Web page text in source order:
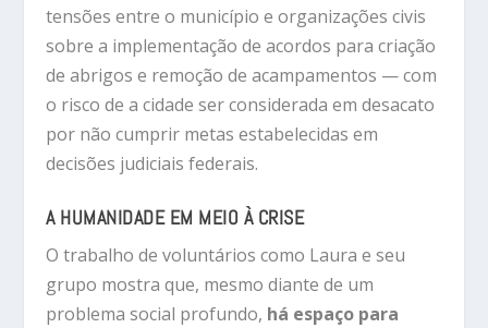
tensões entre o município e organizações civis
sobre a implementação de acordos para criação
de abrigos e remoção de acampamentos — com
o risco de a cidade ser considerada em desacato
por não cumprir metas estabelecidas em
decisões judiciais federais.
A HUMANIDADE EM MEIO À CRISE
O trabalho de voluntários como Laura e seu
grupo mostra que, mesmo diante de um
problema social profundo, há espaço para